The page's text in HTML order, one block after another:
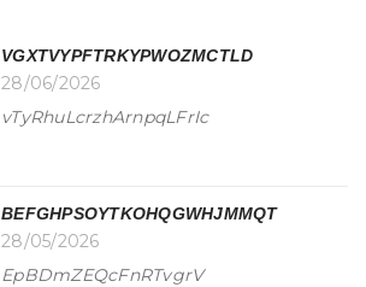
VGXTVYPFTRKYPWOZMCTLD
28/06/2026
vTyRhuLcrzhArnpqLFrIc
BEFGHPSOYTKOHQGWHJMMQT
28/05/2026
EpBDmZEQcFnRTvgrV